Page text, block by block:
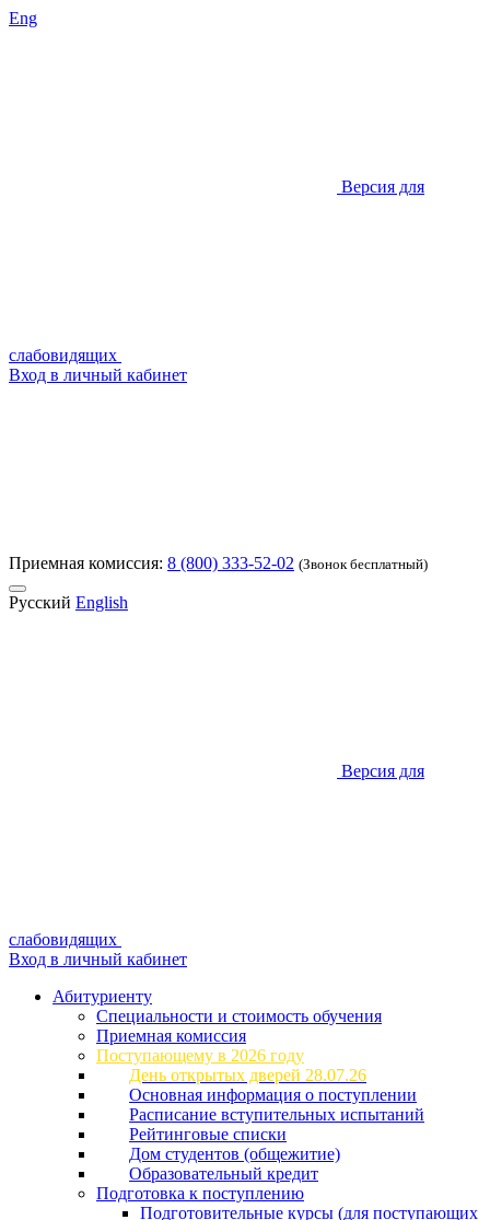
Eng
Версия для
слабовидящих
Вход в личный кабинет
Приемная комиссия: 8 (800) 333-52-02 (Звонок бесплатный)
Русский English
Версия для
слабовидящих
Вход в личный кабинет
Абитуриенту
Специальности и стоимость обучения
Приемная комиссия
Поступающему в 2026 году
День открытых дверей 28.07.26
Основная информация о поступлении
Расписание вступительных испытаний
Рейтинговые списки
Дом студентов (общежитие)
Образовательный кредит
Подготовка к поступлению
Подготовительные курсы (для поступающих